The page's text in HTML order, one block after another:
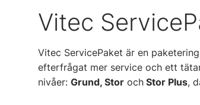
Vitec
Vitec ServicePaket är en
efterfrågat mer service och ett
nivåer: Grund, Stor och Stor Plus,